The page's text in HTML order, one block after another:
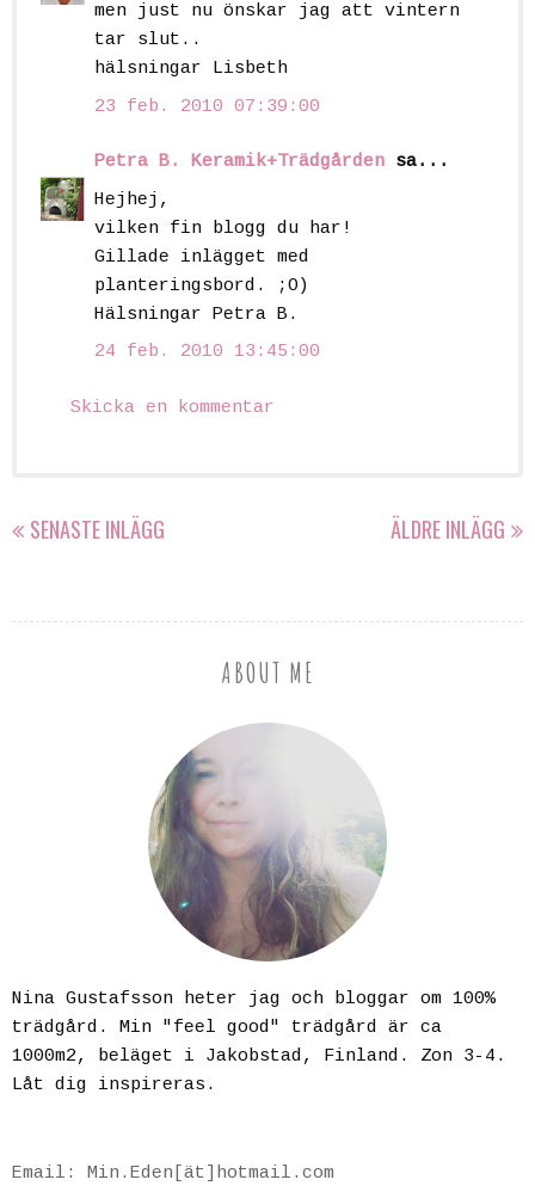
men just nu önskar jag att vintern
tar slut..
hälsningar Lisbeth
23 feb. 2010 07:39:00
Petra B. Keramik+Trädgården sa...
Hejhej,
vilken fin blogg du har!
Gillade inlägget med
planteringsbord. ;O)
Hälsningar Petra B.
24 feb. 2010 13:45:00
Skicka en kommentar
SENASTE INLÄGG ÄLDRE INLÄGG
ABOUT ME
Nina Gustafsson heter jag och bloggar om 100%
trädgård. Min "feel good" trädgård är ca
1000m2, beläget i Jakobstad, Finland. Zon 3-4.
Låt dig inspireras.
Email: Min.Eden[ät]hotmail.com